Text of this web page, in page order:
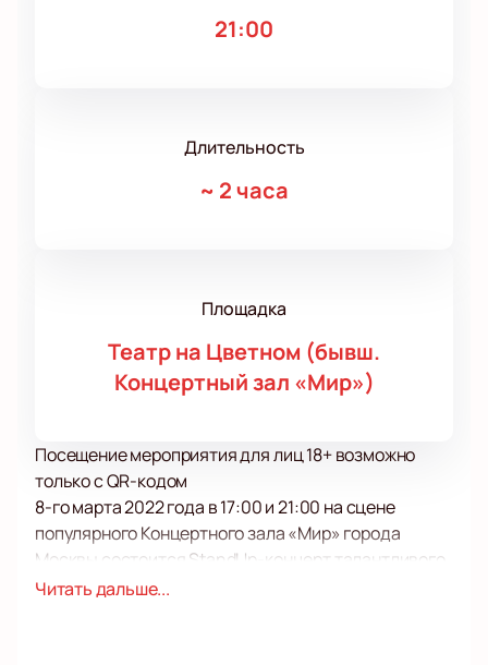
21:00
Длительность
~ 2 часа
Площадка
Театр на Цветном (бывш.
Концертный зал «Мир»)
Посещение мероприятия для лиц 18+ возможно
только с QR-кодом
8-го марта 2022 года в 17:00 и 21:00 на сцене
популярного Концертного зала «Мир» города
Москвы состоится StandUp-концерт талантливого
и невероятно обаятельного Андрея Бебуришвили
Читать дальше...